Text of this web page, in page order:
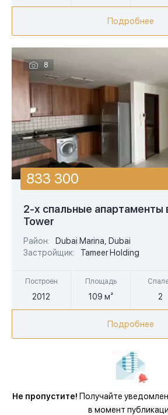
Подробнее
8
2-х спальные апартаменты
Tower
Район:
Dubai Marina, Dubai
Застройщик:
Tameer Holding
Построен
2012
Площадь
109 м² 2
833 300
Подробнее
Не пропустите! Получайте
в момент